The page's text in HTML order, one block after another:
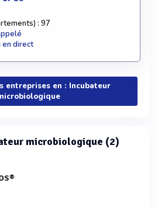
: 97
en direct
entreprises en : Incubateur
microbiologique (2)